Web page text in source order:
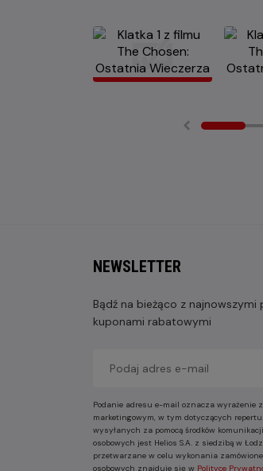
NEWSLETTER
Bądź na bieżąco z
kuponami rabatowymi
Podanie adresu e-mail oznacza
marketingowym, w tym dotyczących
wysyłanych za pomocą środków
osobowych jest Helios S.A. z siedzibą w
przetwarzane w celu wykonania
osobowych znajduje się w Polityce